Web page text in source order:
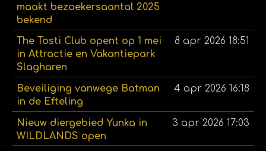
maakt bezoekersaantal 2025
bekend
The Tosti Club opent op 1 mei
in Attractie en Vakantiepark
Slagharen
8 apr 2026 18:51
Beveiliging vanwege Batman
in de Efteling
4 apr 2026 16:18
Nieuw diergebied Yunka in
WILDLANDS open
3 apr 2026 17:03